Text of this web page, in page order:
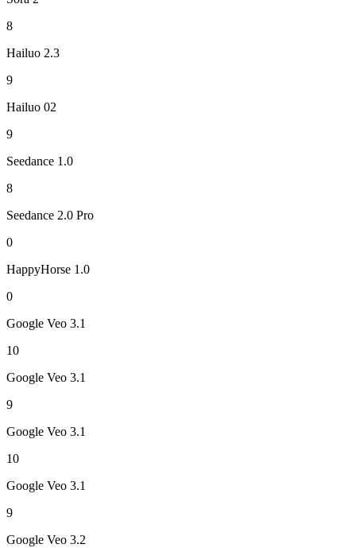
8
Hailuo 2.3
9
Hailuo 02
9
Seedance 1.0
8
Seedance 2.0 Pro
0
HappyHorse 1.0
0
Google Veo 3.1
10
Google Veo 3.1
9
Google Veo 3.1
10
Google Veo 3.1
9
Google Veo 3.2